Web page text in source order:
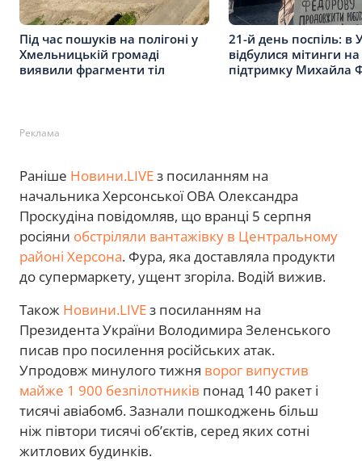
Під час пошуків на полігоні у
Хмельницькій громаді
виявили фрагменти тіл
21-й день поспіль: в
відбулися мітинги на
підтримку Михайла
Реклама
Раніше Новини.LIVEз посиланням на
начальника Херсонської ОВА Олександра
Проскудіна повідомляв, що вранці 5 серпня
росіяни обстріляли вантажівку в Центральному
районі Херсона. Фура, яка доставляла продукти
до супермаркету, ущент згоріла. Водій вижив.
Також Новини.LIVEз посиланням на
Президента України Володимира Зеленського
писав про посилення російських атак.
Упродовж минулого тижня ворог випустив
майже 1 900 безпілотників понад 140 ракет і
тисячі авіабомб. Зазнали пошкоджень більш
ніж півтори тисячі об’єктів, серед яких сотні
житлових будинків.